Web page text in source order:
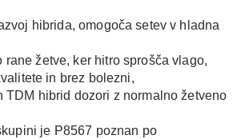
hibrida, omogoča setev v hladna
rane žetve, ker hitro sprošča vlago,
in brez bolezni,
TDM hibrid dozori z normalno žetveno
je P8567 poznan po